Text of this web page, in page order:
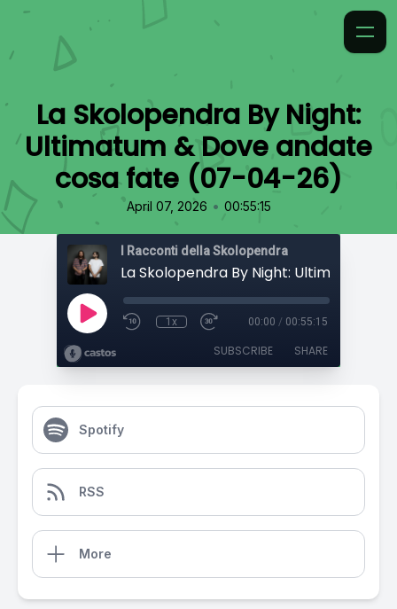
La Skolopendra By Night:
Ultimatum & Dove andate
cosa fate (07-04-26)
April 07, 2026 • 00:55:15
I Racconti della Skolopendra
1x 00:00 / 00:55:15
SUBSCRIBE SHARE
Spotify
RSS
More